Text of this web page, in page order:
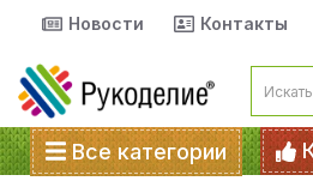
Новости Контакты
Все категории